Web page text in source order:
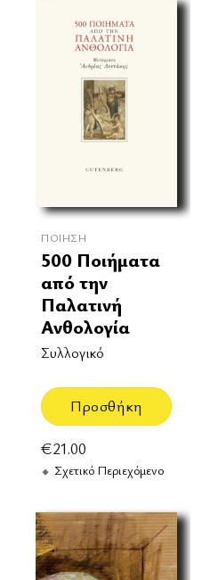
ΠΟΊΗΣΗ
500 Ποιήματα
από την
Παλατινή
Ανθολογία
Συλλογικό
Προσθήκη
€21.00
Σχετικό Περιεχόμενο